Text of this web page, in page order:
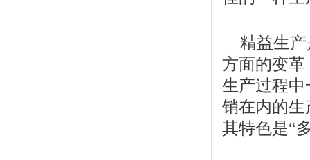
精益生
方面的变
生产过程
销在内的
其特色是“